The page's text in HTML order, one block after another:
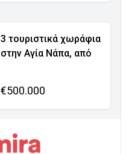
3 τουριστικά χωράφια
στην Αγία Νάπα, από
€500.000